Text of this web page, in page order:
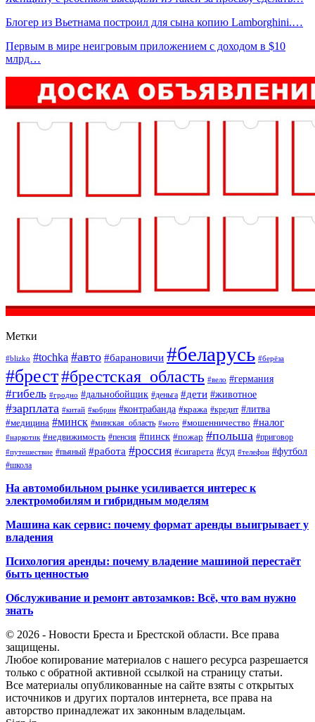
Блогер из Вьетнама построил для сына копию Lamborghini.…
Первым в мире неигровым приложением с доходом в $10
млрд…
Метки
#blizko #tochka #авто #барановичи #беларусь #берёза
#брест#брестская_область #вело #германия
#гибель #гродно #дальнобойщик #деньга #дети #животное
#зарплата #китай #кобрин #контрабанда #кража #кредит #литва
#медицина #минск #минская_область #мото #мошенничество #налог
#наркотик #недвижимость #пенсия #пинск #пожар #польша #приговор
#путешествие #пьяный #работа #россия #сигарета #суд #телефон #футбол
#школа
На автомобильном рынке усиливается интерес к
электромобилям и гибридным моделям
Машина как сервис: почему формат аренды выигрывает у
владения
Психология аренды: почему владение машиной перестаёт
быть ценностью
Обслуживание и ремонт автозамков: Всё, что вам нужно
знать
© 2026 - Новости Бреста и Брестской области. Все права
защищены.
Любое копирование материалов с нашего ресурса разрешается
только с обратной активной ссылкой на страницу статьи.
Все материалы опубликованные на сайте взяты с открытых
источников и других порталов интернета, все права на
авторство принадлежат их законным владельцам.